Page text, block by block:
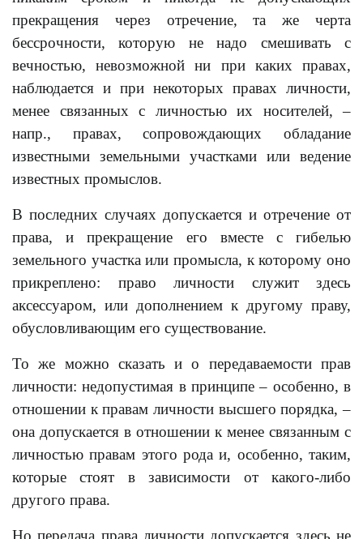
прекращения через отречение, та же черта
бессрочности, которую не надо смешивать с
вечностью, невозможной ни при каких правах,
наблюдается и при некоторых правах личности,
менее связанных с личностью их носителей, –
напр., правах, сопровождающих обладание
известными земельными участками или ведение
известных промыслов.
В последних случаях допускается и отречение от
права, и прекращение его вместе с гибелью
земельного участка или промысла, к которому оно
прикреплено: право личности служит здесь
аксессуаром, или дополнением к другому праву,
обусловливающим его существование.
То же можно сказать и о передаваемости прав
личности: недопустимая в принципе – особенно, в
отношении к правам личности высшего порядка, –
она допускается в отношении к менее связанным с
личностью правам этого рода и, особенно, таким,
которые стоят в зависимости от какого-либо
другого права.
Но передача права личности допускается здесь не